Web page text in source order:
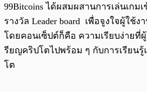
99Bitcoins ได้ผสมผสานการเล่นเกม
รางวัล Leader board เพื่อจูงใจผู้ใช้
โดยคอนเซ็ปต์ก็คือ ความเรียบง่ายที่
รียญคริปโตไปพร้อม ๆ กับการเรียนรู้
โต